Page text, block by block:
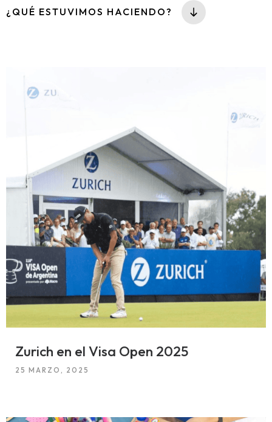
¿QUÉ ESTUVIMOS HACIENDO?
Zurich en el Visa Open 2025
25 MARZO, 2025